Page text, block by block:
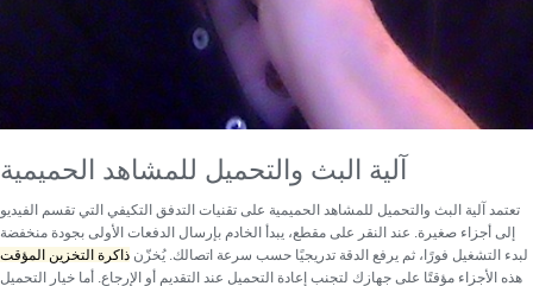
آلية البث والتحميل للمشاهد الحميمية
تعتمد آلية البث والتحميل للمشاهد الحميمية على تقنيات التدفق التكيفي التي تقسم الفيديو
إلى أجزاء صغيرة. عند النقر على مقطع، يبدأ الخادم بإرسال الدفعات الأولى بجودة منخفضة
لبدء التشغيل فورًا، ثم يرفع الدقة تدريجيًا حسب سرعة اتصالك. يُخزّن ذاكرة التخزين المؤقت
هذه الأجزاء مؤقتًا على جهازك لتجنب إعادة التحميل عند التقديم أو الإرجاع. أما خيار التحميل